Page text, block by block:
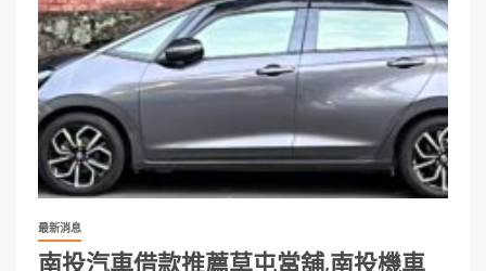
最新消息
南投汽車借款推薦草屯當舖,南投機車